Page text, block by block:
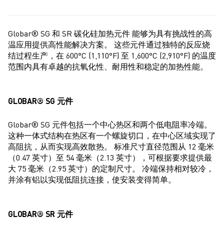
Globar® SG 和 SR 碳化硅加热元件能够为具有挑战性的高
温应用提供高性能解决方案。 这些元件通过独特的反应烧
结过程生产，在 600°C (1,110°F) 至 1,600°C (2,910°F) 的温度
范围内具有卓越的抗氧化性、耐用性和稳定的加热性能。
GLOBAR® SG 元件
Globar® SG 元件包括一个中心热区和两个低电阻率冷端。
这种一体式结构在热区有一个螺旋切口，在中心区域实现了
高阻抗，从而实现高效散热。 标准尺寸直径范围从 12 毫米
（0.47 英寸）至 54 毫米（2.13 英寸），可根据要求提供最
大 75 毫米（2.95 英寸）的定制尺寸。 冷端保持相对较冷，
并涂有铝以实现低阻抗连接，使安装变得简单。
GLOBAR® SR 元件